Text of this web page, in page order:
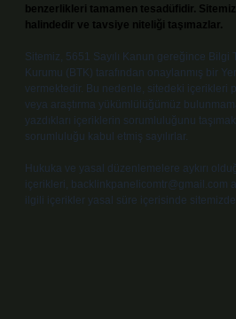
benzerlikleri tamamen tesadüfidir.
halindedir ve tavsiye niteliği taşımazlar.
Sitemiz, 5651 Sayılı Kanun gereğince Bilgi
Kurumu (BTK) tarafından onaylanmış bir
vermektedir. Bu nedenle, sitedeki içerikleri
veya araştırma yükümlülüğümüz
yazdıkları içeriklerin sorumluluğunu
sorumluluğu kabul etmiş sayılırlar.
Hukuka ve yasal düzenlemelere aykırı
içerikleri, backlinkpanelicomtr@gmail.com
ilgili içerikler yasal süre içerisinde